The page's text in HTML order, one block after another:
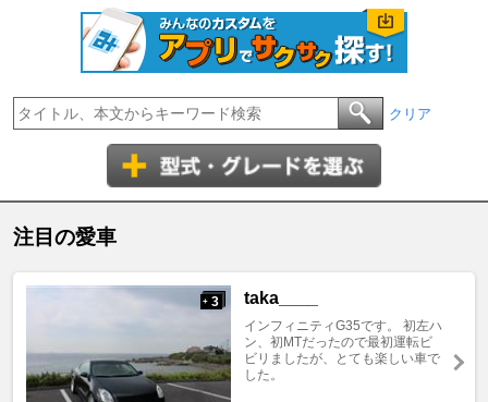
クリア
注目の愛車
+ 3 taka____
インフィニティG35です。 初左ハ
ン、初MTだったので最初運転ビ
ビリましたが、とても楽しい車で
した。